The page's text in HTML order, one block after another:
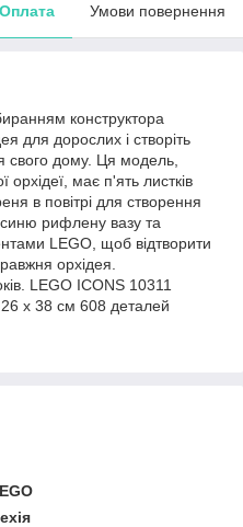
Оплата Умови повернення
конструктора
для дорослих і створіть
свого дому. Ця модель,
має п'ять листків
в повітрі для створення
синю рифлену вазу та
LEGO, щоб відтворити
орхідея.
LEGO ICONS 10311
x 38 см 608 деталей